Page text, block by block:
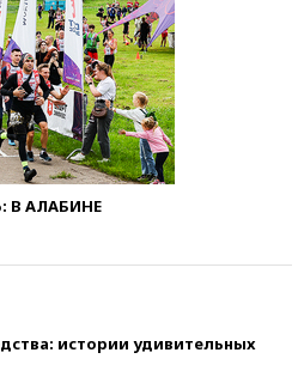
В АЛАБИНЕ
истории удивительных